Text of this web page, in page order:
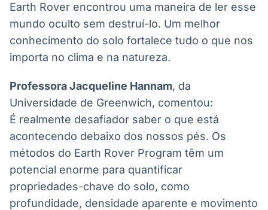
Earth Rover encontrou uma maneira de ler esse
mundo oculto sem destruí-lo. Um melhor
conhecimento do solo fortalece tudo o que nos
importa no clima e na natureza.
Professora Jacqueline Hannam, da
Universidade de Greenwich, comentou:
É realmente desafiador saber o que está
acontecendo debaixo dos nossos pés. Os
métodos do Earth Rover Program têm um
potencial enorme para quantificar
propriedades-chave do solo, como
profundidade, densidade aparente e movimento